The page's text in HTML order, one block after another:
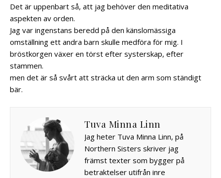
Det är uppenbart så, att jag behöver den meditativa
aspekten av orden.
Jag var ingenstans beredd på den känslomässiga
omställning ett andra barn skulle medföra för mig. I
bröstkorgen växer en törst efter systerskap, efter
stammen.
men det är så svårt att sträcka ut den arm som ständigt
bär.
Tuva Minna Linn
Jag heter Tuva Minna Linn, på
Northern Sisters skriver jag
främst texter som bygger på
betraktelser utifrån inre